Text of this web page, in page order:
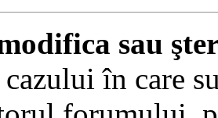
sau
în care